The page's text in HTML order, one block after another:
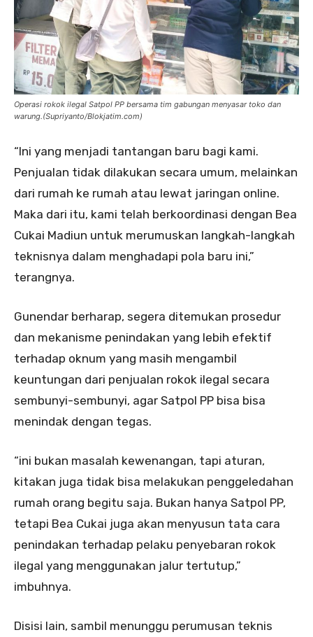
Operasi rokok ilegal Satpol PP bersama tim gabungan menyasar toko dan
warung.(Supriyanto/Blokjatim.com)
“Ini yang menjadi tantangan baru bagi kami.
Penjualan tidak dilakukan secara umum, melainkan
dari rumah ke rumah atau lewat jaringan online.
Maka dari itu, kami telah berkoordinasi dengan Bea
Cukai Madiun untuk merumuskan langkah-langkah
teknisnya dalam menghadapi pola baru ini,”
terangnya.
Gunendar berharap, segera ditemukan prosedur
dan mekanisme penindakan yang lebih efektif
terhadap oknum yang masih mengambil
keuntungan dari penjualan rokok ilegal secara
sembunyi-sembunyi, agar Satpol PP bisa bisa
menindak dengan tegas.
“ini bukan masalah kewenangan, tapi aturan,
kitakan juga tidak bisa melakukan penggeledahan
rumah orang begitu saja. Bukan hanya Satpol PP,
tetapi Bea Cukai juga akan menyusun tata cara
penindakan terhadap pelaku penyebaran rokok
ilegal yang menggunakan jalur tertutup,”
imbuhnya.
Disisi lain, sambil menunggu perumusan teknis